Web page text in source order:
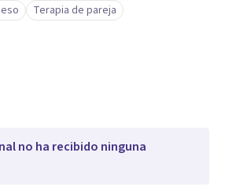
Terapia de pareja
no ha recibido ninguna